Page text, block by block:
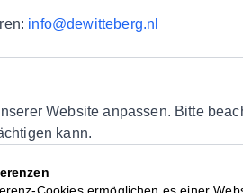
info@dewitteberg.nl
Website anpassen. Bitte
kann.